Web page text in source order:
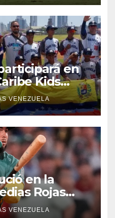
en
Kids
VENEZUELA
en la
Rojas
VENEZUELA